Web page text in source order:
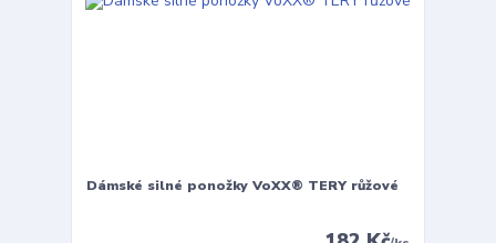
Dámské silné ponožky VoXX® TERY růžové